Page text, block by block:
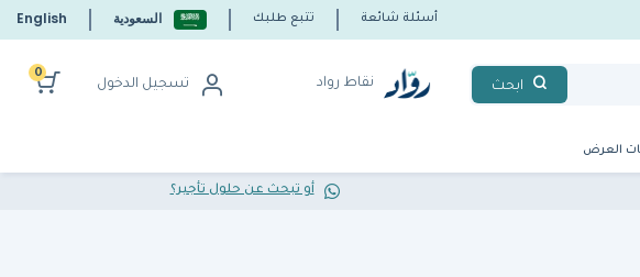
أسئلة شائعة تتبع طلبك السعودية English
ابحث نقاط رواد تسجيل الدخول
0
العرض
أو تبحث عن حلول تأجير؟